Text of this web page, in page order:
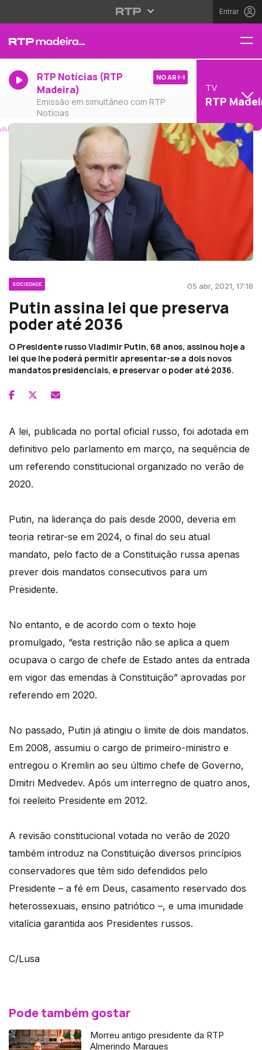
Entrar
RTP Notícias (RTP
Madeira)
Emissão em simultâneo com RTP
Notícias
NO AR
TV
RTP
SOCIEDADE 05 abr, 2021, 17:18
Putin assina lei que preserva
poder até 2036
O Presidente russo Vladimir Putin, 68 anos, assinou hoje a
lei que lhe poderá permitir apresentar-se a dois novos
mandatos presidenciais, e preservar o poder até 2036.
A lei, publicada no portal oficial russo, foi adotada em
definitivo pelo parlamento em março, na sequência de
um referendo constitucional organizado no verão de
2020.
Putin, na liderança do país desde 2000, deveria em
teoria retirar-se em 2024, o final do seu atual
mandato, pelo facto de a Constituição russa apenas
prever dois mandatos consecutivos para um
Presidente.
No entanto, e de acordo com o texto hoje
promulgado, “esta restrição não se aplica a quem
ocupava o cargo de chefe de Estado antes da entrada
em vigor das emendas à Constituição” aprovadas por
referendo em 2020.
No passado, Putin já atingiu o limite de dois mandatos.
Em 2008, assumiu o cargo de primeiro-ministro e
entregou o Kremlin ao seu último chefe de Governo,
Dmitri Medvedev. Após um interregno de quatro anos,
foi reeleito Presidente em 2012.
A revisão constitucional votada no verão de 2020
também introduz na Constituição diversos princípios
conservadores que têm sido defendidos pelo
Presidente – a fé em Deus, casamento reservado dos
heterossexuais, ensino patriótico –, e uma imunidade
vitalícia garantida aos Presidentes russos.
C/Lusa
Pode também gostar
Morreu antigo presidente da RTP
Almerindo Marques